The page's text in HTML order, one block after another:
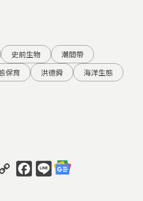
史前生物
潮間帶
保育 洪德舜
海洋生態
C
o
F
a
Li
n